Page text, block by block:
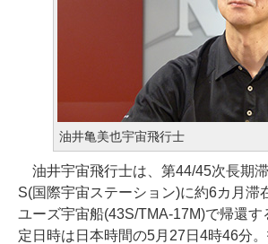
油井亀美也宇宙飛行士
油井宇宙飛行士は、第44/45次長期
S(国際宇宙ステーション)に約6カ月滞
ユーズ宇宙船(43S/TMA-17M)で帰還す
定日時は日本時間の5月27日4時46分